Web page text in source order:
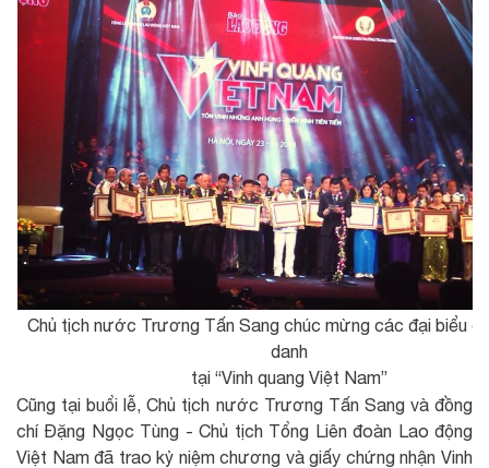
Chủ tịch nước Trương Tấn Sang chúc mừng các đại biểu
danh
tại “Vinh quang Việt Nam”
Cũng tại buổi lễ, Chủ tịch nước Trương Tấn Sang và đồng
chí Đặng Ngọc Tùng - Chủ tịch Tổng Liên đoàn Lao động
Việt Nam đã trao kỷ niệm chương và giấy chứng nhận Vinh